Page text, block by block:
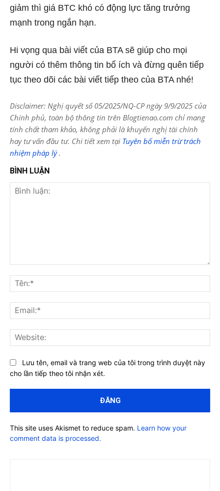
giảm thì giá BTC khó có động lực tăng trưởng
mạnh trong ngắn hạn.
Hi vọng qua bài viết của BTA sẽ giúp cho mọi
người có thêm thông tin bổ ích và đừng quên tiếp
tục theo dõi các bài viết tiếp theo của BTA nhé!
Disclaimer: Nghị quyết số 05/2025/NQ-CP ngày 9/9/2025 của
Chính phủ, toàn bộ thông tin trên Blogtienao.com chỉ mang
tính chất tham khảo, không phải là khuyến nghị tài chính
hay tư vấn đầu tư. Chi tiết xem tại Tuyên bố miễn trừ trách
nhiệm pháp lý.
BÌNH LUẬN
luận:
Lưu tên, email và trang web của tôi trong trình duyệt này
cho lần tiếp theo tôi nhận xét.
This site uses Akismet to reduce spam. Learn how your
comment data is processed.